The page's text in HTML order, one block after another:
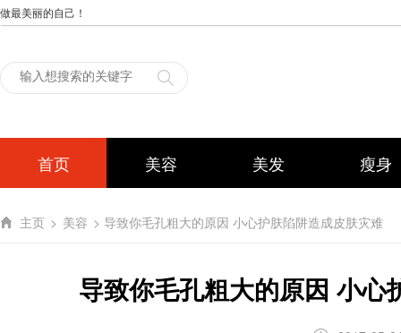
做最美丽的自己！
首页 美容 美发 瘦身
主页 > 美容 > 导致你毛孔粗大的原因 小心护肤陷阱造成皮肤灾难
导致你毛孔粗大的原因 小心